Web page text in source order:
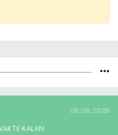
08.08.2026
KALAN